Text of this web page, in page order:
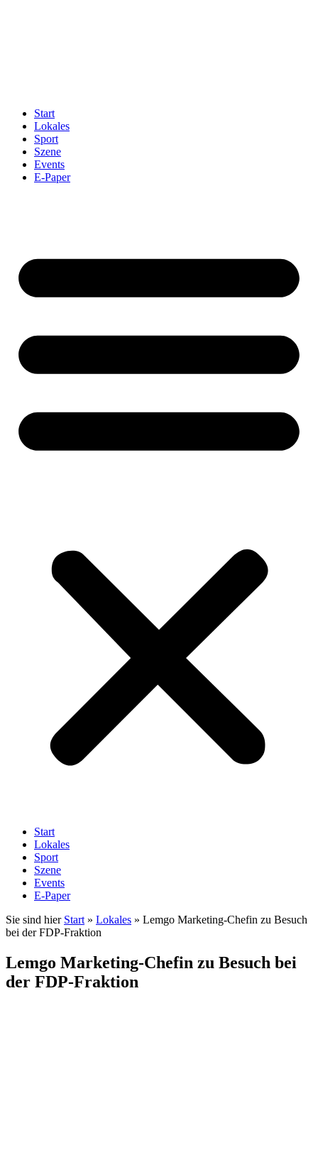
Start
Lokales
Sport
Szene
Events
E-Paper
Start
Lokales
Sport
Szene
Events
E-Paper
Sie sind hier Start » Lokales » Lemgo Marketing-Chefin zu Besuch
bei der FDP-Fraktion
Lemgo Marketing-Chefin zu Besuch bei
der FDP-Fraktion